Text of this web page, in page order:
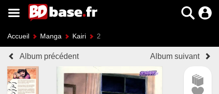
Accueil Manga Kairi 2
Album précédent Album suivant